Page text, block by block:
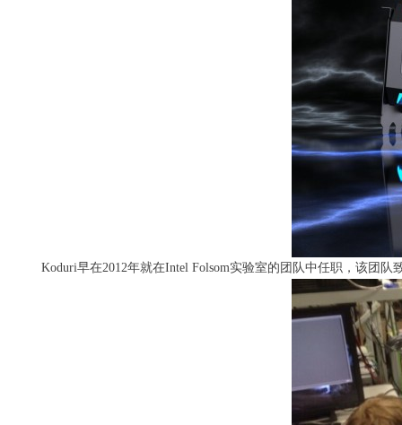
Koduri早在2012年就在Intel Folsom实验室的团队中任职，该团